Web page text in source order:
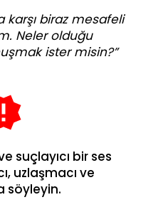
karşı biraz mesafeli
Neler olduğu
ister misin?”
suçlayıcı bir ses
uzlaşmacı ve
söyleyin.